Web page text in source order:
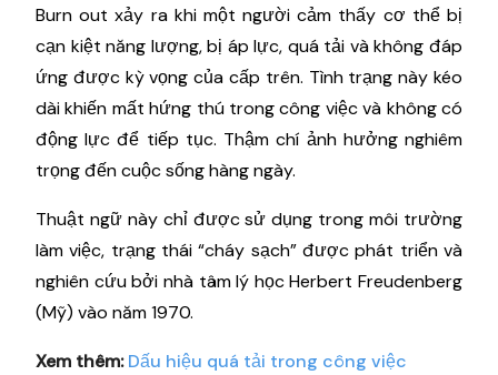
Burn out xảy ra khi một người cảm thấy cơ thể bị
cạn kiệt năng lượng, bị áp lực, quá tải và không đáp
ứng được kỳ vọng của cấp trên. Tình trạng này kéo
dài khiến mất hứng thú trong công việc và không có
động lực để tiếp tục. Thậm chí ảnh hưởng nghiêm
trọng đến cuộc sống hàng ngày.
Thuật ngữ này chỉ được sử dụng trong môi trường
làm việc, trạng thái “cháy sạch” được phát triển và
nghiên cứu bởi nhà tâm lý học Herbert Freudenberg
(Mỹ) vào năm 1970.
Xem thêm: Dấu hiệu quá tải trong công việc